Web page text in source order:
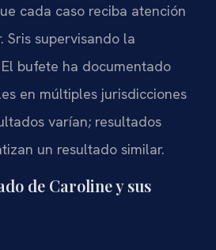
cada caso reciba atención
Sris supervisando la
bufete ha documentado
en múltiples jurisdicciones
varían; resultados
un resultado similar.
de Caroline y sus